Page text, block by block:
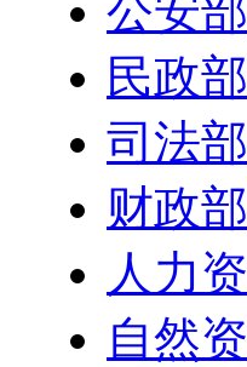
公安部
民政部
司法部
财政部
人力
自然